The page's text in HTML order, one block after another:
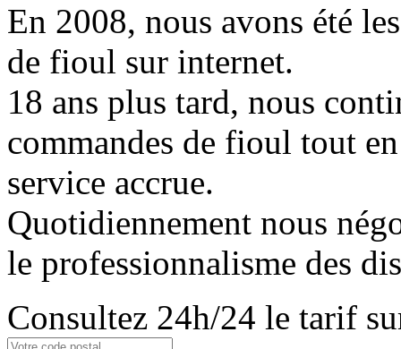
En 2008, nous avons été
de fioul sur internet.
18 ans plus tard, nous
commandes de fioul tout
service accrue.
Quotidiennement nous
le professionnalisme des
Consultez 24h/24 le tarif